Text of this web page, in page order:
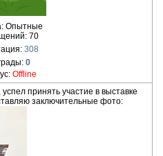
Опытные
70
308
0
Offline
принять участие в выставке
заключительные фото: